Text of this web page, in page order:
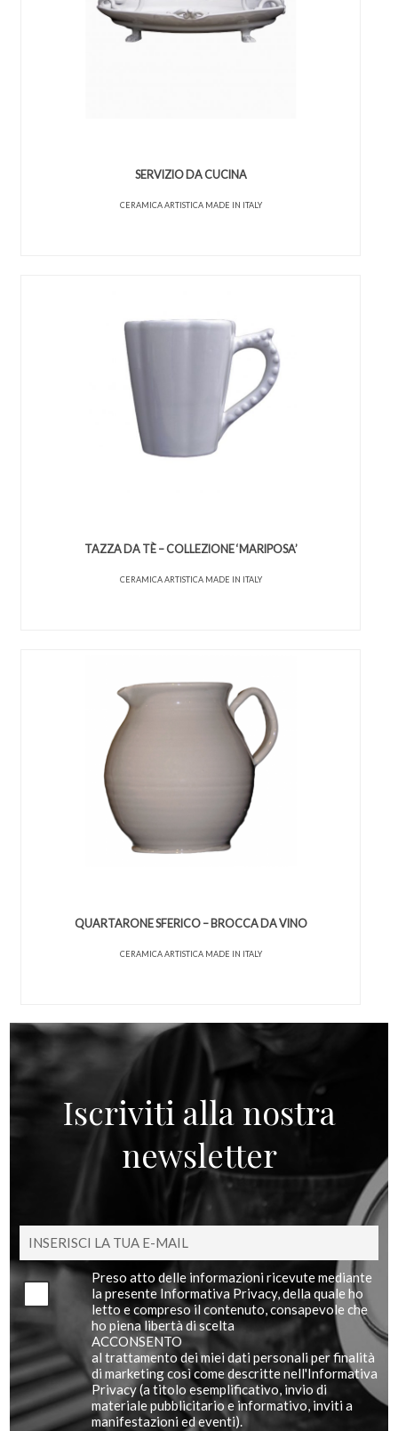
SERVIZIO DA CUCINA
CERAMICA ARTISTICA MADE IN ITALY
TAZZA DA TÈ – COLLEZIONE ‘MARIPOSA’
CERAMICA ARTISTICA MADE IN ITALY
QUARTARONE SFERICO – BROCCA DA VINO
CERAMICA ARTISTICA MADE IN ITALY
Iscriviti alla nostra
newsletter
Preso atto delle informazioni ricevute mediante
la presente Informativa Privacy, della quale ho
letto e compreso il contenuto, consapevole che
ho piena libertà di scelta
ACCONSENTO
al trattamento dei miei dati personali per finalità
di marketing così come descritte nell'Informativa
Privacy (a titolo esemplificativo, invio di
materiale pubblicitario e informativo, inviti a
manifestazioni ed eventi).